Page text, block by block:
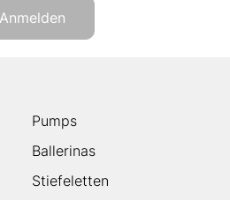
Anmelden
Pumps
Ballerinas
Stiefeletten